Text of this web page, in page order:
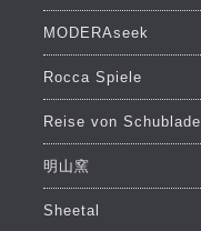
MODERAseek
Rocca Spiele
Reise von Schublade
明山窯
Sheetal